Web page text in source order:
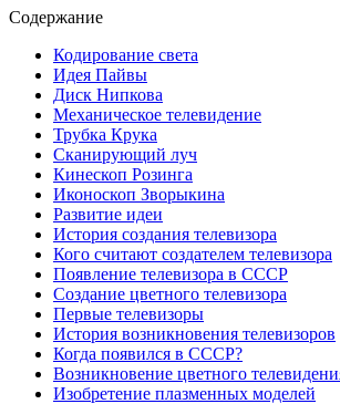
Содержание
Кодирование света
Идея Пайвы
Диск Нипкова
Механическое телевидение
Трубка Крука
Сканирующий луч
Кинескоп Розинга
Иконоскоп Зворыкина
Развитие идеи
История создания телевизора
Кого считают создателем телевизора
Появление телевизора в СССР
Создание цветного телевизора
Первые телевизоры
История возникновения телевизоров
Когда появился в СССР?
Возникновение цветного
Изобретение плазменных моделей